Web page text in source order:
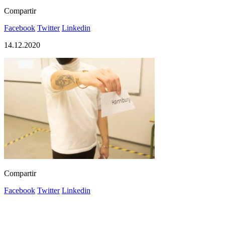
Compartir
Facebook Twitter Linkedin
14.12.2020
Compartir
Facebook Twitter Linkedin